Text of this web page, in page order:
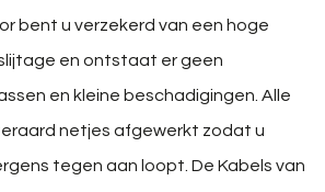
bent u verzekerd van een hoge
en ontstaat er geen
en kleine beschadigingen. Alle
netjes afgewerkt zodat u
tegen aan loopt. De Kabels van